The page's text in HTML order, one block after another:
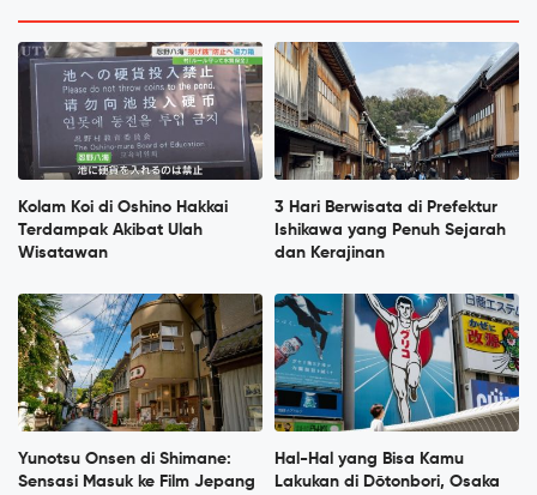
Kolam Koi di Oshino Hakkai
Terdampak Akibat Ulah
Wisatawan
3 Hari Berwisata di Prefektur
Ishikawa yang Penuh Sejarah
dan Kerajinan
Yunotsu Onsen di Shimane:
Sensasi Masuk ke Film Jepang
Hal-Hal yang Bisa Kamu
Lakukan di Dōtonbori, Osaka